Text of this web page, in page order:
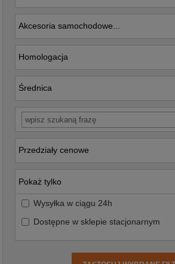
Akcesoria samochodowe...
Homologacja
Średnica
Przedziały cenowe
Pokaż tylko
Wysyłka w ciągu 24h
Dostępne w sklepie stacjonarnym